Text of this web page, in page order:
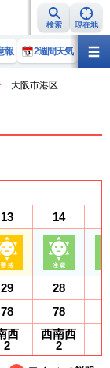
検索 現在地
報 2週間天気 ラ
大阪市港区
13
29
78
西
2
14
28
78
西南西
2